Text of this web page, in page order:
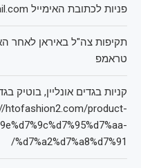
פניות לכתובת האימייל allwhatyouneed2024@gmail.com
תקיפות צה"ל באיראן לאחר
טראמפ
קניות בגדים אונליין,
htofashion2.com/product-
%d7%a2%d7%a8%d7%91/